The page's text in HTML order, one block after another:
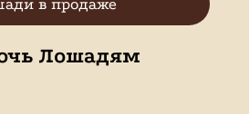
в продаже
Лошадям